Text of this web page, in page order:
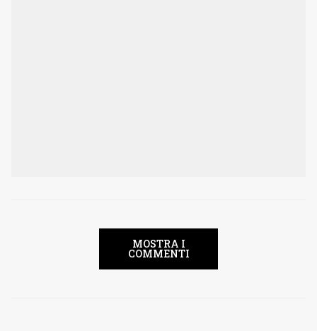
MOSTRA I
COMMENTI